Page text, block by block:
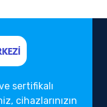
sertifikalı
cihazlarınızın